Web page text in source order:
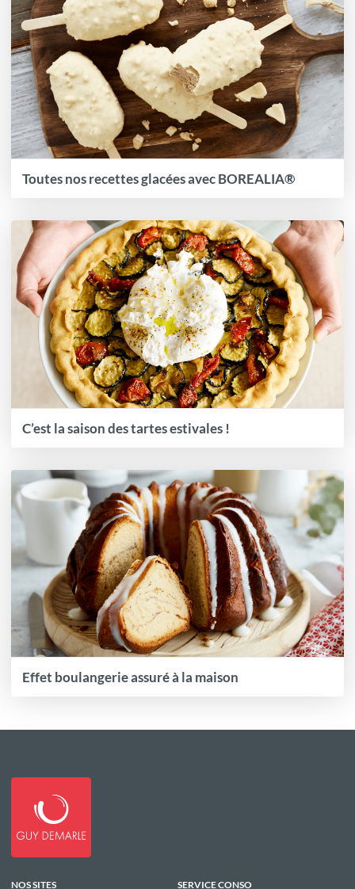
Toutes nos recettes glacées avec BOREALIA®
C’est la saison des tartes estivales !
Effet boulangerie assuré à la maison
NOS SITES SERVICE CONSO